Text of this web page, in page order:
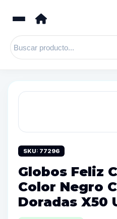
SKU: 77296
Globos Feliz
Color Negro
Doradas X50